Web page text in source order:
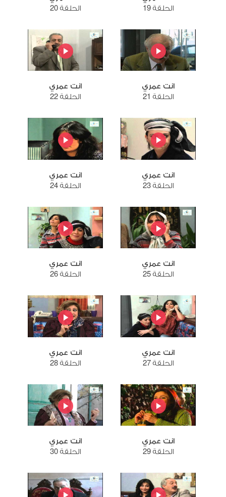
الحلقة 19
الحلقة 20
انت عمري
الحلقة 21
انت عمري
الحلقة 22
انت عمري
الحلقة 23
انت عمري
الحلقة 24
انت عمري
الحلقة 25
انت عمري
الحلقة 26
انت عمري
الحلقة 27
انت عمري
الحلقة 28
انت عمري
الحلقة 29
انت عمري
الحلقة 30